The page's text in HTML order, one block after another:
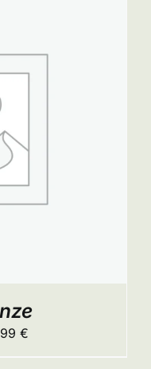
€
18,99 €